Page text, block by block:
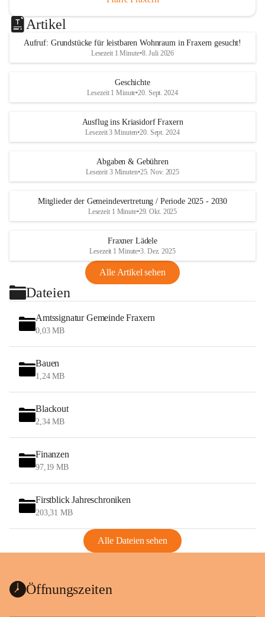
Artikel
Aufruf: Grundstücke für leistbaren Wohnraum in Fraxern gesucht!
Lesezeit 1 Minute•8. Juli 2026
Geschichte
Lesezeit 1 Minute•20. Sept. 2024
Ausflug ins Kriasidorf Fraxern
Lesezeit 3 Minuten•20. Sept. 2024
Abgaben & Gebühren
Lesezeit 3 Minuten•25. Nov. 2025
Mitglieder der Gemeindevertretung / Periode 2025 - 2030
Lesezeit 1 Minute•29. Okt. 2025
Fraxner Lädele
Lesezeit 1 Minute•3. Dez. 2025
Alle Artikel sehen
Dateien
Amtssignatur Gemeinde Fraxern
0,03 MB
Bauen
1,24 MB
Blackout
2,34 MB
Finanzen
97,19 MB
Firstblick Jahreschroniken
203,31 MB
Alle Dateien sehen
Öffnungszeiten